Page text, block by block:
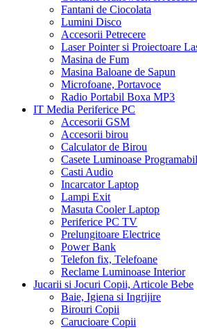
Fantani de Ciocolata
Lumini Disco
Accesorii Petrecere
Laser Pointer si Proiectoare
Masina de Fum
Masina Baloane de Sapun
Microfoane, Portavoce
Radio Portabil Boxa MP3
IT Media Periferice PC
Accesorii GSM
Accesorii birou
Calculator de Birou
Casete Luminoase
Casti Audio
Incarcator Laptop
Lampi Exit
Masuta Cooler Laptop
Periferice PC TV
Prelungitoare Electrice
Power Bank
Telefon fix, Telefoane
Reclame Luminoase Interior
Jucarii si Jocuri Copii, Articole Bebe
Baie, Igiena si Ingrijire
Birouri Copii
Carucioare Copii